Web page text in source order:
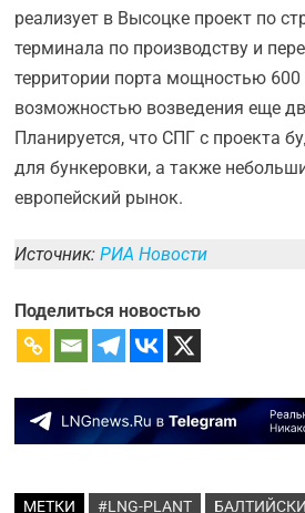
реализует в Высоцке проект по
терминала по производству и
территории порта мощностью 600
возможностью возведения еще
Планируется, что СПГ с проекта
для бункеровки, а также
европейский рынок.
Источник:РИА Новости
Поделиться новостью
МЕТКИ #LNG-PLANT